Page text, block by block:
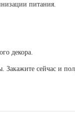
питания.
декора.
Закажите сейчас и